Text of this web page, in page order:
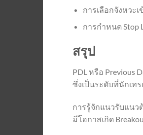
การเลือกจังหวะ
การกำหนด Stop
สรุป
PDL หรือ Previous
ซึ่งเป็นระดับที่นักเท
การรู้จักแนวรับแน
มีโอกาสเกิด